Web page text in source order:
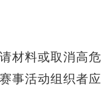
材料或取消高危
事活动组织者应